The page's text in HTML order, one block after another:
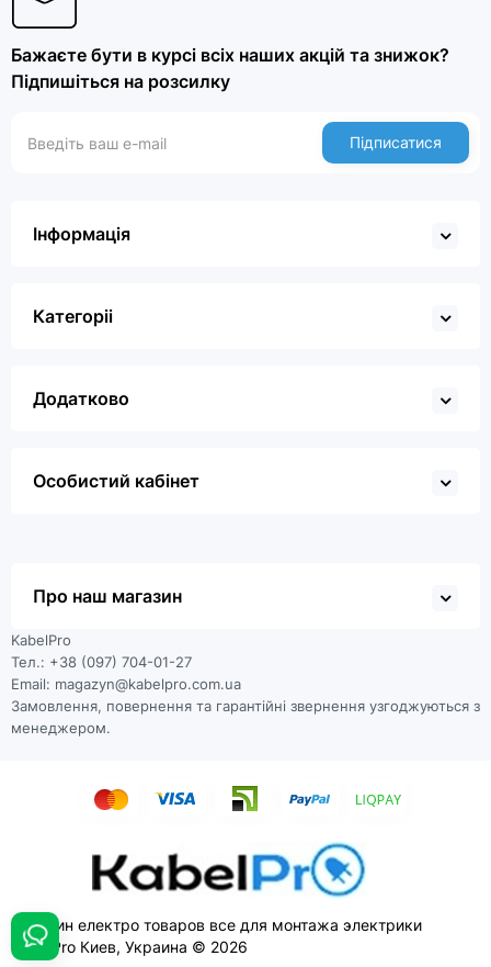
Бажаєте бути в курсі всіх наших акцій та знижок?
Підпишіться на розсилку
Підписатися
Інформація
Категоріі
Додатково
Особистий кабінет
Про наш магазин
KabelPro
Тел.: +38 (097) 704-01-27
Email: magazyn@kabelpro.com.ua
Замовлення, повернення та гарантійні звернення узгоджуються з
менеджером.
Магазин електро товаров все для монтажа электрики
KabelPro Киев, Украина © 2026